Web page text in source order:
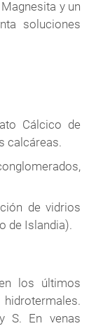
y un
soluciones
Cálcico de
calcáreas.
de vidrios
de Islandia).
los últimos
S. En venas